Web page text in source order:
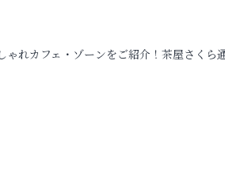
れカフェ・ゾーンをご紹介！茶屋さくら